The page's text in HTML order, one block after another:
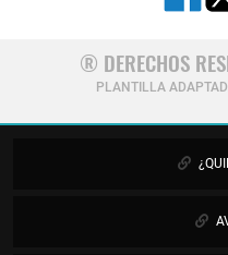
® DERECHOS
PLANTILLA